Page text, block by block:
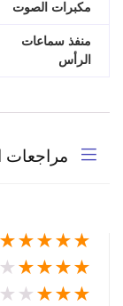
مكبرات الصوت
منفذ سماعات
الرأس
مراجعات
★
★
★
★
★
★
★
★
★
★
★
★
★
★
★